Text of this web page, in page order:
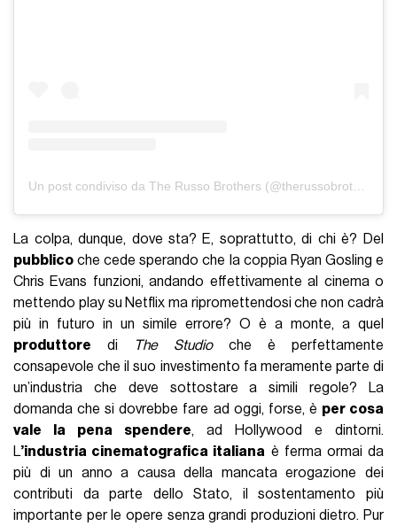
Un post condiviso da The Russo Brothers (@therussobrothers)
La colpa, dunque, dove sta? E, soprattutto, di chi è? Del
pubblico che cede sperando che la coppia Ryan Gosling e
Chris Evans funzioni, andando effettivamente al cinema o
mettendo play su Netflix ma ripromettendosi che non cadrà
più in futuro in un simile errore? O è a monte, a quel
produttore di The Studioche è perfettamente
consapevole che il suo investimento fa meramente parte di
un’industria che deve sottostare a simili regole? La
domanda che si dovrebbe fare ad oggi, forse, è per cosa
vale la pena spendere, ad Hollywood e dintorni.
L’industria cinematografica italiana è ferma ormai da
più di un anno a causa della mancata erogazione dei
contributi da parte dello Stato, il sostentamento più
importante per le opere senza grandi produzioni dietro. Pur